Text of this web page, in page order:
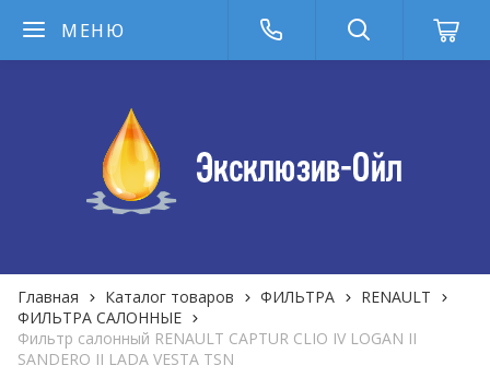
МЕНЮ
Главная Каталог товаров ФИЛЬТРА
RENAULT
ФИЛЬТРА САЛОННЫЕ
Фильтр салонный RENAULT CAPTUR CLIO IV LOGAN II
SANDERO II LADA VESTA TSN